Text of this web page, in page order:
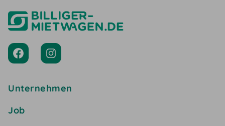
Unternehmen
Job